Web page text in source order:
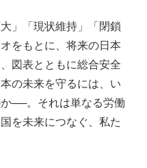
」「現状維持」「閉鎖
をもとに、将来の日本
図表とともに総合安全
の未来を守るには、い
──。それは単なる労働
を未来につなぐ、私た